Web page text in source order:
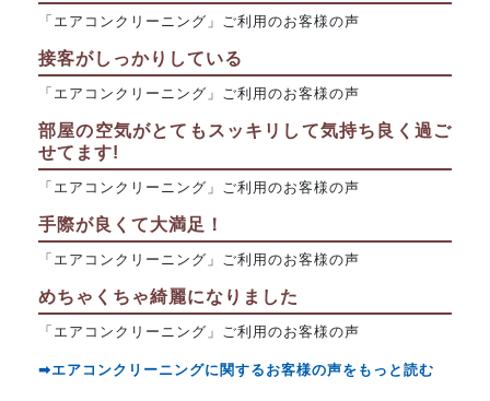
「エアコンクリーニング」ご利用のお客様の声
接客がしっかりしている
「エアコンクリーニング」ご利用のお客様の声
部屋の空気がとてもスッキリして気持ち良く過ご
せてます!
「エアコンクリーニング」ご利用のお客様の声
手際が良くて大満足！
「エアコンクリーニング」ご利用のお客様の声
めちゃくちゃ綺麗になりました
「エアコンクリーニング」ご利用のお客様の声
➡エアコンクリーニングに関するお客様の声をもっと読む